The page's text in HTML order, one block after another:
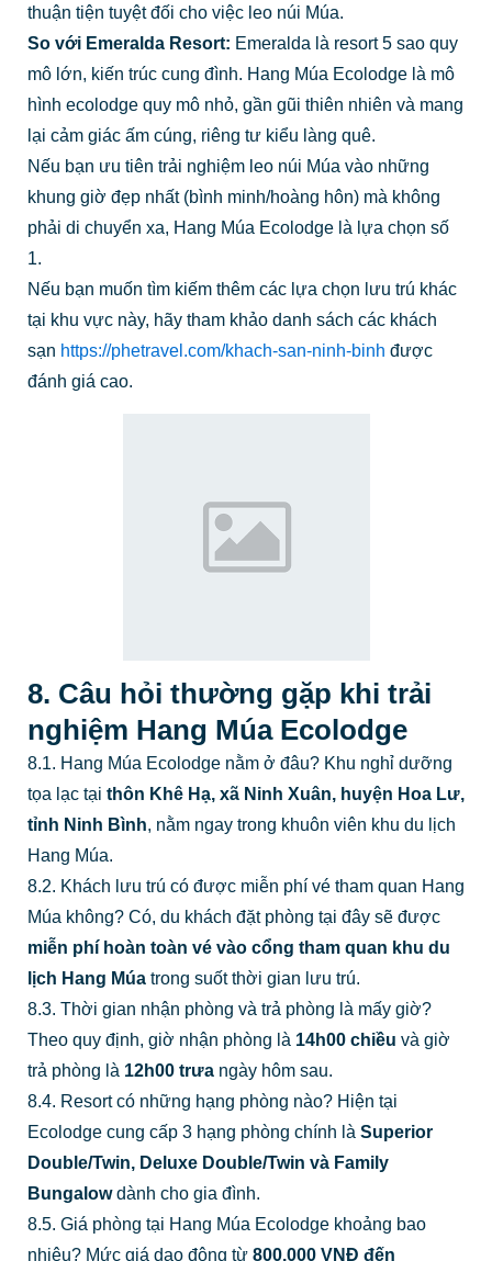
thuận tiện tuyệt đối cho việc leo núi Múa.
So với Emeralda Resort: Emeralda là resort 5 sao quy
mô lớn, kiến trúc cung đình. Hang Múa Ecolodge là mô
hình ecolodge quy mô nhỏ, gần gũi thiên nhiên và mang
lại cảm giác ấm cúng, riêng tư kiểu làng quê.
Nếu bạn ưu tiên trải nghiệm leo núi Múa vào những
khung giờ đẹp nhất (bình minh/hoàng hôn) mà không
phải di chuyển xa, Hang Múa Ecolodge là lựa chọn số
1.
Nếu bạn muốn tìm kiếm thêm các lựa chọn lưu trú khác
tại khu vực này, hãy tham khảo danh sách các khách
sạn https://phetravel.com/khach-san-ninh-binh được
đánh giá cao.
8. Câu hỏi thường gặp khi trải
nghiệm Hang Múa Ecolodge
8.1. Hang Múa Ecolodge nằm ở đâu? Khu nghỉ dưỡng
tọa lạc tại thôn Khê Hạ, xã Ninh Xuân, huyện Hoa Lư,
tỉnh Ninh Bình, nằm ngay trong khuôn viên khu du lịch
Hang Múa.
8.2. Khách lưu trú có được miễn phí vé tham quan Hang
Múa không? Có, du khách đặt phòng tại đây sẽ được
miễn phí hoàn toàn vé vào cổng tham quan khu du
lịch Hang Múatrong suốt thời gian lưu trú.
8.3. Thời gian nhận phòng và trả phòng là mấy giờ?
Theo quy định, giờ nhận phòng là 14h00 chiều và giờ
trả phòng là 12h00 trưangày hôm sau.
8.4. Resort có những hạng phòng nào? Hiện tại
Ecolodge cung cấp 3 hạng phòng chính là Superior
Double/Twin, Deluxe Double/Twin và Family
Bungalowdành cho gia đình.
8.5. Giá phòng tại Hang Múa Ecolodge khoảng bao
nhiêu? Mức giá dao động từ 800.000 VNĐ đến